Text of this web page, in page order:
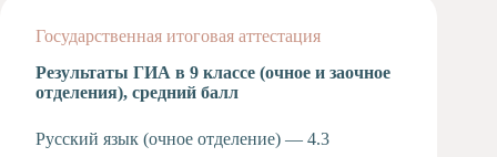
студия
Музыкальное
отделение
Служба
Государственная итоговая аттестация
Результаты ГИА в 9 классе (очное и заочное
отделения), средний балл
Русский язык (очное отделение) — 4.3